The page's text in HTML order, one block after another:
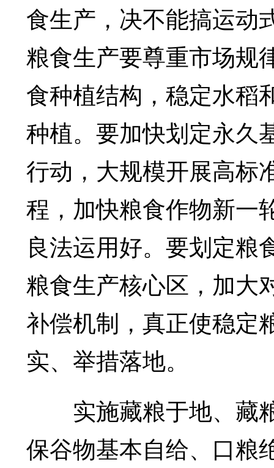
食生产，决不能搞运动
粮食生产要尊重市场规
食种植结构，稳定水稻
种植。要加快划定永久
行动，大规模开展高标
程，加快粮食作物新一
良法运用好。要划定粮
粮食生产核心区，加大
补偿机制，真正使稳定
实、举措落地。
实施藏粮于地、藏
保谷物基本自给、口粮